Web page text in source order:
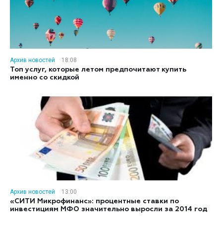
Архив новостей
18:08
Топ услуг, которые летом предпочитают купить
именно со скидкой
Архив новостей
13:00
«СИТИ Микрофинанс»: процентные ставки по
инвестициям МФО значительно выросли за 2014 год